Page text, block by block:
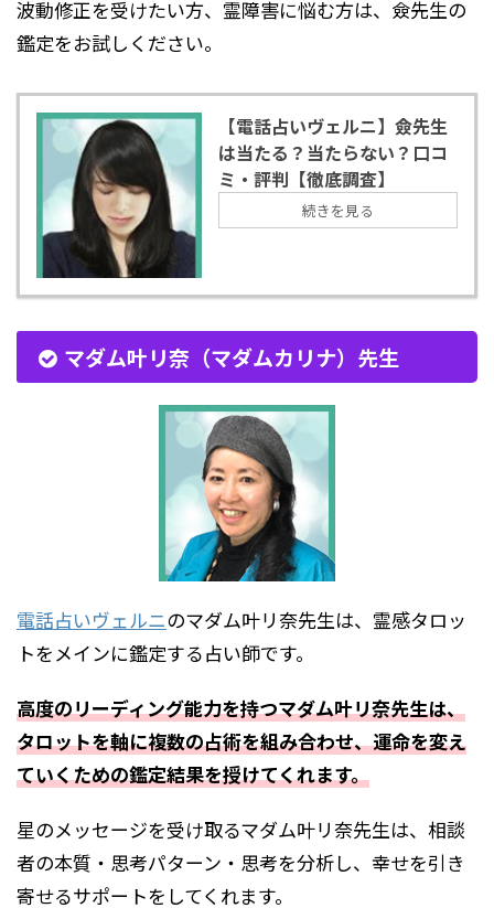
波動修正を受けたい方、霊障害に悩む方は、僉先生の
鑑定をお試しください。
【電話占いヴェルニ】僉先生
は当たる？当たらない？口コ
ミ・評判【徹底調査】
続きを見る
マダム叶リ奈（マダムカリナ）先生
電話占いヴェルニのマダム叶リ奈先生は、霊感タロッ
トをメインに鑑定する占い師です。
高度のリーディング能力を持つマダム叶リ奈先生は、
タロットを軸に複数の占術を組み合わせ、運命を変え
ていくための鑑定結果を授けてくれます。
星のメッセージを受け取るマダム叶リ奈先生は、相談
者の本質・思考パターン・思考を分析し、幸せを引き
寄せるサポートをしてくれます。